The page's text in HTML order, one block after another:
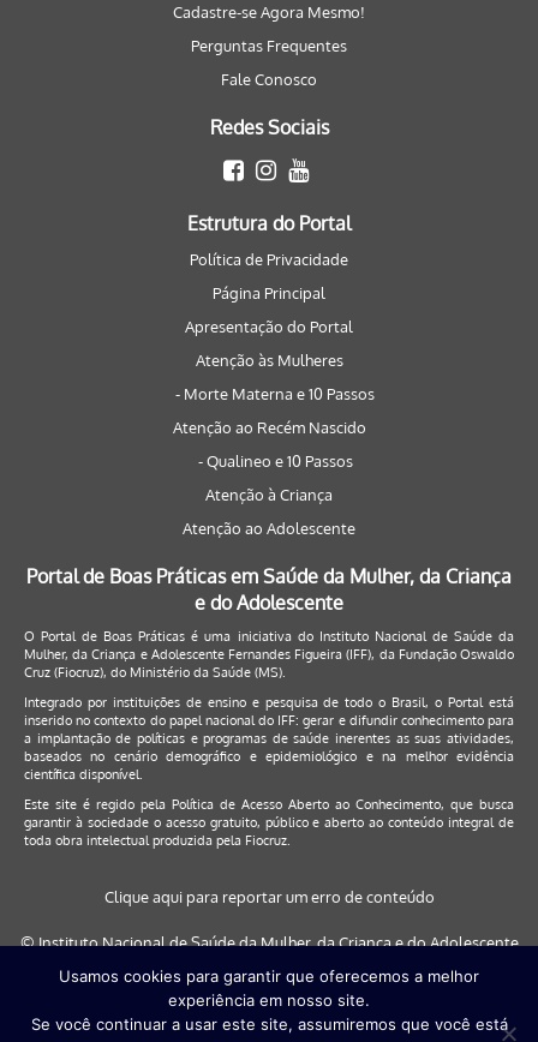
Cadastre-se Agora Mesmo!
Perguntas Frequentes
Fale Conosco
Redes Sociais
Estrutura do Portal
Política de Privacidade
Página Principal
Apresentação do Portal
Atenção às Mulheres
- Morte Materna e 10 Passos
Atenção ao Recém Nascido
- Qualineo e 10 Passos
Atenção à Criança
Atenção ao Adolescente
Portal de Boas Práticas em Saúde da Mulher, da Criança
e do Adolescente
O Portal de Boas Práticas é uma iniciativa do Instituto Nacional de Saúde da
Mulher, da Criança e Adolescente Fernandes Figueira (IFF), da Fundação Oswaldo
Cruz (Fiocruz), do Ministério da Saúde (MS).
Integrado por instituições de ensino e pesquisa de todo o Brasil, o Portal está
inserido no contexto do papel nacional do IFF: gerar e difundir conhecimento para
a implantação de políticas e programas de saúde inerentes as suas atividades,
baseados no cenário demográfico e epidemiológico e na melhor evidência
científica disponível.
Este site é regido pela Política de Acesso Aberto ao Conhecimento, que busca
garantir à sociedade o acesso gratuito, público e aberto ao conteúdo integral de
toda obra intelectual produzida pela Fiocruz.
Clique aqui para reportar um erro de conteúdo
© Instituto Nacional de Saúde da Mulher, da Criança e do Adolescente
Este site será melhor visualizado nos navegadores: Google Chrome (a
partir da versão 30) | Internet Explorer (a partir da versão 9) | FireFox (
Usamos cookies para garantir que oferecemos a melhor
experiência em nosso site.
Se você continuar a usar este site, assumiremos que você está